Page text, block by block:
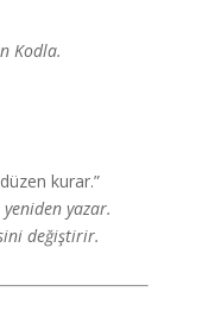
Kodla.
kurar.”
yeniden yazar.
değiştirir.